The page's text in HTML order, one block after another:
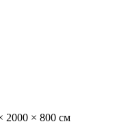
2000 × 800 см